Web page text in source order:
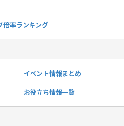
倍率ランキング
イベント情報まとめ
お役立ち情報一覧